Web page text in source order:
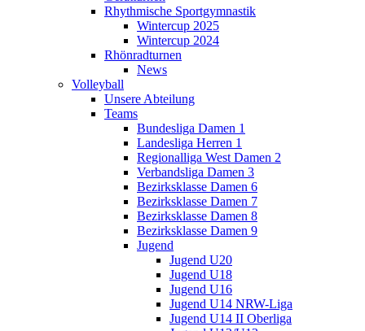
Rhythmische Sportgymnastik
Wintercup 2025
Wintercup 2024
Rhönradturnen
News
Volleyball
Unsere Abteilung
Teams
Bundesliga Damen 1
Landesliga Herren 1
Regionalliga West Damen 2
Verbandsliga Damen 3
Bezirksklasse Damen 6
Bezirksklasse Damen 7
Bezirksklasse Damen 8
Bezirksklasse Damen 9
Jugend
Jugend U20
Jugend U18
Jugend U16
Jugend U14 NRW-Liga
Jugend U14 II Oberliga